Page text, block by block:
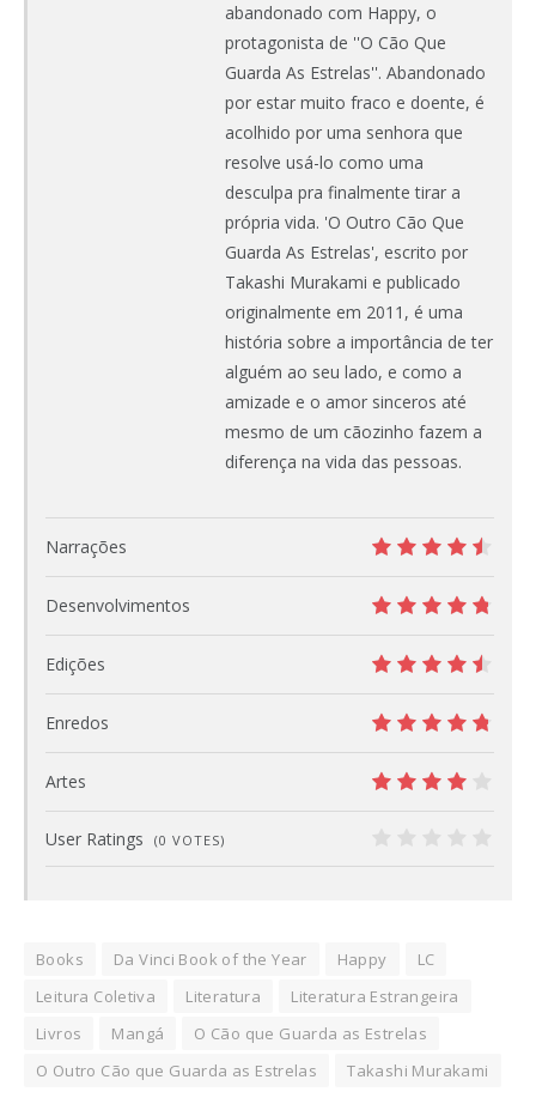
abandonado com Happy, o
protagonista de ''O Cão Que
Guarda As Estrelas''. Abandonado
por estar muito fraco e doente, é
acolhido por uma senhora que
resolve usá-lo como uma
desculpa pra finalmente tirar a
própria vida. 'O Outro Cão Que
Guarda As Estrelas', escrito por
Takashi Murakami e publicado
originalmente em 2011, é uma
história sobre a importância de ter
alguém ao seu lado, e como a
amizade e o amor sinceros até
mesmo de um cãozinho fazem a
diferença na vida das pessoas.
Narrações
Desenvolvimentos
Edições
Enredos
Artes
User Ratings (0 VOTES)
Books Da Vinci Book of the Year Happy
LC
Leitura Coletiva
Literatura
Literatura Estrangeira
Livros
Mangá
O Cão que Guarda as Estrelas
O Outro Cão que Guarda as Estrelas
Takashi Murakami